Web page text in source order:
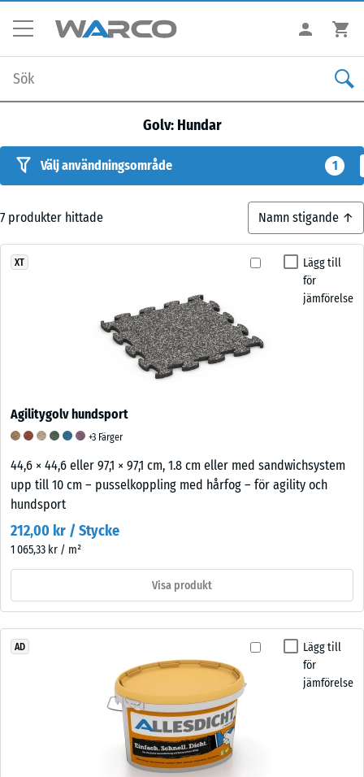
Golv: Hundar
Välj användningsområde 1
7 produkter hittade
Lägg till
för
jämförelse
XT
Agilitygolv hundsport
+3 Färger
44,6 × 44,6 eller 97,1 × 97,1 cm, 1.8 cm eller med sandwichsystem
upp till 10 cm – pusselkoppling med hårfog – för agility och
hundsport
212,00 kr / Stycke
1 065,33 kr / m²
Visa produkt
Lägg till
för
jämförelse
AD